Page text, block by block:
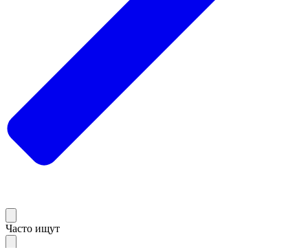
Часто ищут